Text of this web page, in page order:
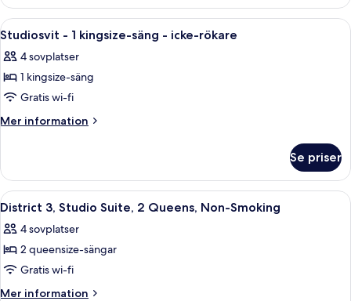
Type
Assigned
on
Öppna
alla
foton
för
Studiosvit
-
säng
icke-
rökare
Studiosvit - 1 kingsize-säng - icke-
4
Studiosvit - 1 kingsize-säng - icke-rökare
4 sovplatser
1 kingsize-säng
Gratis wi-fi
Mer information
Mer
-
kingsize-
-
icke-
Se priser
Öppna
alla
foton
för
District
3,
Ett hotellrum med två sängar, ett
4
District 3, Studio Suite, 2 Queens, Non-Smoking
4 sovplatser
2 queensize-sängar
Gratis wi-fi
Mer information
Mer